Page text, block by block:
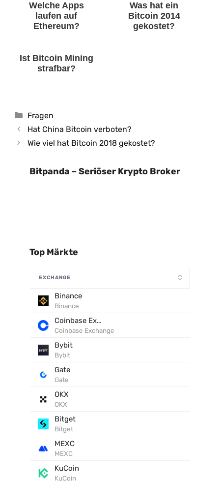
Welche Apps
laufen auf
Ethereum?
Was hat ein
Bitcoin 2014
gekostet?
Ist Bitcoin Mining
strafbar?
Kategorien
Fragen
Hat China Bitcoin verboten?
Wie viel hat Bitcoin 2018 gekostet?
Bitpanda – Seriöser Krypto Broker
Top Märkte
EXCHANGE
Binance
Binance
Coinbase Exchange
Coinbase Exchange
Bybit
Bybit
Gate
Gate
OKX
OKX
Bitget
Bitget
MEXC
MEXC
KuCoin
KuCoin